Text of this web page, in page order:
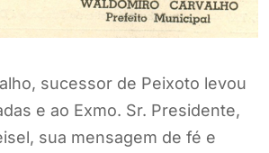
sucessor de Peixoto levou
e ao Exmo. Sr. Presidente,
sua mensagem de fé e